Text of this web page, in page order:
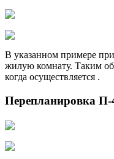
В указанном примере
жилую комнату. Таким
когда осуществляется .
Перепланировка П-